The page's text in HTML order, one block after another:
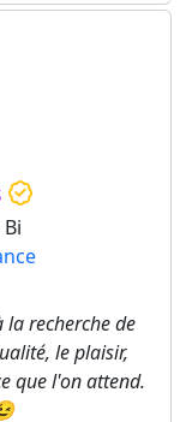
recherche de
le plaisir,
que l'on attend.